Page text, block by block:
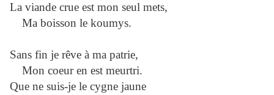
La viande crue est mon seul mets,
Ma boisson le koumys.
Sans fin je rêve à ma patrie,
Mon coeur en est meurtri.
Que ne suis-je le cygne jaune